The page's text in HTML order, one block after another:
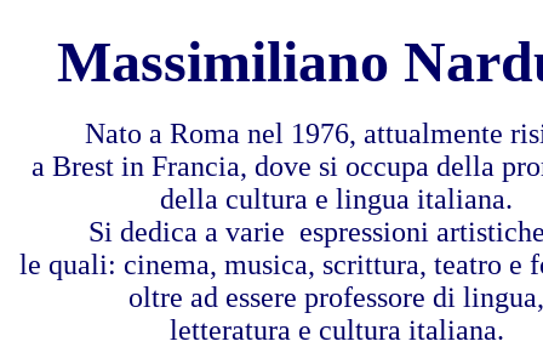
Massimiliano
Nato a Roma nel 1976, attualmente
a Brest in Francia, dove si occupa della
della cultura e lingua italiana.
Si dedica a varie espressioni
le quali: cinema, musica, scrittura, teatro e
oltre ad essere professore di lingua,
letteratura e cultura italiana.